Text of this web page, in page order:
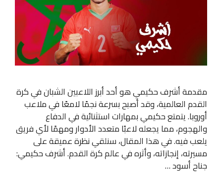
مقدمة أشرف حكيمي هو أحد أبرز اللاعبين الشبان في كرة
القدم العالمية، وقد أصبح بسرعة نجمًا لامعًا في ملاعب
أوروبا. يتمتع حكيمي بمهارات استثنائية في الدفاع
والهجوم، مما يجعله لاعبًا متعدد الأدوار ومهمًا لأي فريق
يلعب فيه. في هذا المقال، سنلقي نظرة عميقة على
مسيرته، إنجازاته، وأثره في عالم كرة القدم. أشرف حكيمي:
جناح أسود …